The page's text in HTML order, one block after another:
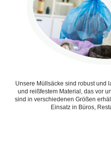
Unsere Müllsäcke sind robust und
und reißfestem Material, das vor
sind in verschiedenen Größen
Einsatz in Büros,